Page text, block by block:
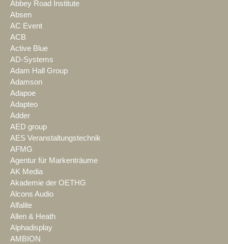
Abbey Road Institute
Absen
AC Event
ACB
Active Blue
AD-Systems
Adam Hall Group
Adamson
Adapoe
Adapteo
Adder
AED group
AES Veranstaltungstechnik
AFMG
Agentur für Markenträume
AK Media
Akademie der OETHG
Alcons Audio
Alfalite
Allen & Heath
Alphadisplay
AMBION